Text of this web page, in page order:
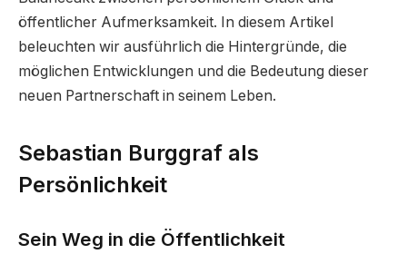
öffentlicher Aufmerksamkeit. In diesem Artikel
beleuchten wir ausführlich die Hintergründe, die
möglichen Entwicklungen und die Bedeutung dieser
neuen Partnerschaft in seinem Leben.
Sebastian Burggraf als
Persönlichkeit
Sein Weg in die Öffentlichkeit